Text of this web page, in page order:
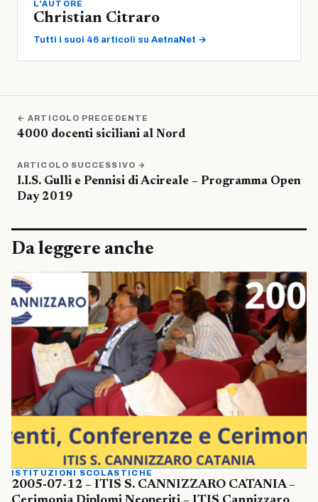
L'AUTORE
Christian Citraro
Tutti i suoi 46 articoli su AetnaNet →
← ARTICOLO PRECEDENTE
4000 docenti siciliani al Nord
ARTICOLO SUCCESSIVO →
I.I.S. Gulli e Pennisi di Acireale – Programma Open
Day 2019
Da leggere anche
ISTITUZIONI SCOLASTICHE
2005-07-12 – ITIS S. CANNIZZARO CATANIA –